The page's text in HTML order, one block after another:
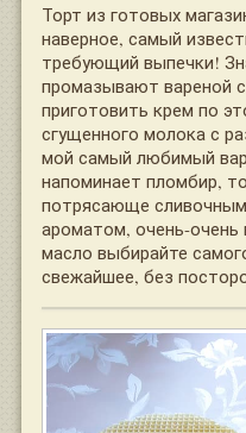
Торт из готовых
наверное, самый
требующий выпечки!
промазывают вареной
приготовить крем по
сгущенного молока с
мой самый любимый
напоминает пломбир,
потрясающе
ароматом, очень-
масло выбирайте
свежайшее, без